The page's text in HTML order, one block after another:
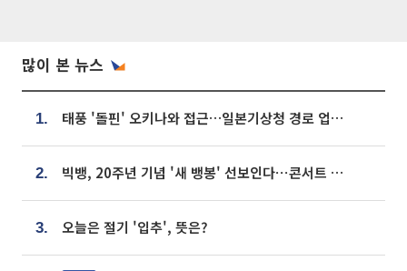
많이 본 뉴스
1. 태풍 '돌핀' 오키나와 접근…일본기상청 경로 업데이트
2. 빅뱅, 20주년 기념 '새 뱅봉' 선보인다⋯콘서트 앞두고 팝업 개최
3. 오늘은 절기 '입추', 뜻은?